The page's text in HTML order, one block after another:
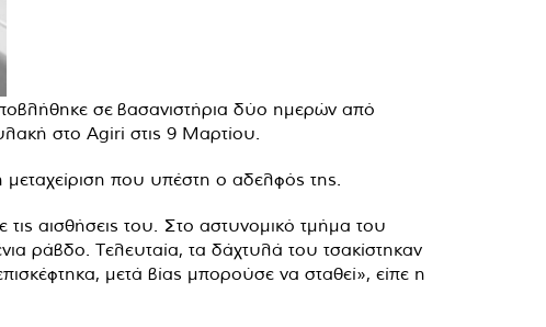
σε βασανιστήρια δύο ημερών από
στο Agiri στις 9 Μαρτίου.
που υπέστη ο αδελφός της.
αισθήσεις του. Στο αστυνομικό τμήμα του
ράβδο. Τελευταία, τα δάχτυλά του τσακίστηκαν
μετά βίας μπορούσε να σταθεί», είπε η